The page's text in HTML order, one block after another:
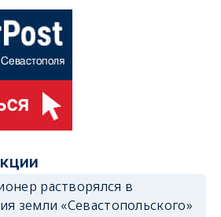
растворялся в
земли «Севастопольского»